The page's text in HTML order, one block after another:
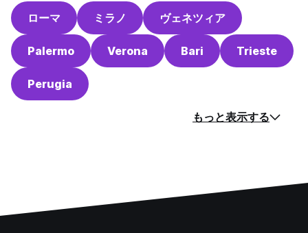
ローマ ミラノ ヴェネツィア
Palermo Verona Bari Trieste
Perugia
もっと表示する